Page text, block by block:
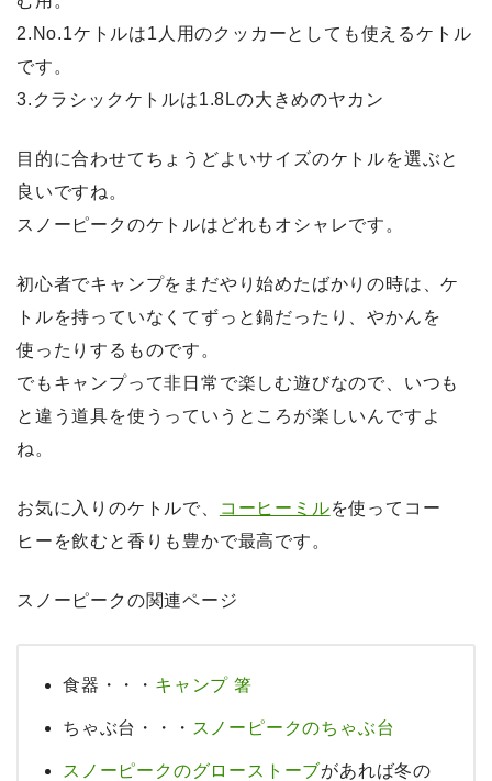
2.No.1ケトルは1人用のクッカーとしても使えるケトル
です。
3.クラシックケトルは1.8Lの大きめのヤカン
目的に合わせてちょうどよいサイズのケトルを選ぶと
良いですね。
スノーピークのケトルはどれもオシャレです。
初心者でキャンプをまだやり始めたばかりの時は、ケ
トルを持っていなくてずっと鍋だったり、やかんを
使ったりするものです。
でもキャンプって非日常で楽しむ遊びなので、いつも
と違う道具を使うっていうところが楽しいんですよ
ね。
お気に入りのケトルで、 コーヒーミルを使ってコー
ヒーを飲むと香りも豊かで最高です。
スノーピークの関連ページ
食器・・・ キャンプ 箸
ちゃぶ台・・・ スノーピークのちゃぶ台
スノーピークのグローストーブがあれば冬の